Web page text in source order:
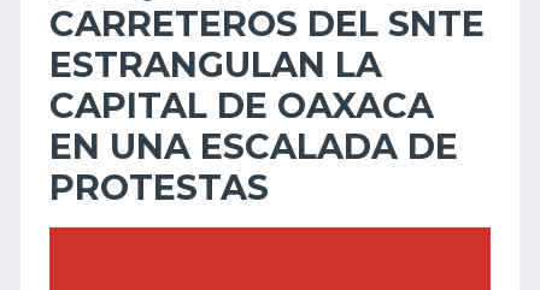
CARRETEROS DEL SNTE
ESTRANGULAN LA
CAPITAL DE OAXACA
EN UNA ESCALADA DE
PROTESTAS